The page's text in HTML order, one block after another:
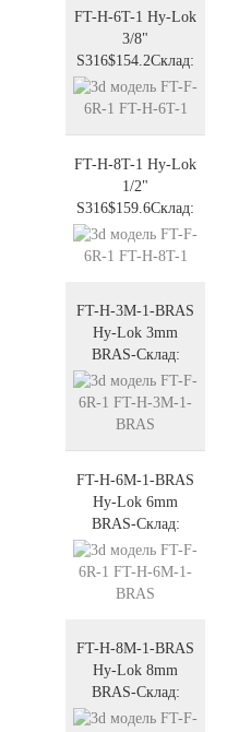
FT-H-6T-1 Hy-Lok
3/8"
S316$154.2Склад:
FT-H-8T-1 Hy-Lok
1/2"
S316$159.6Склад:
FT-H-3M-1-BRAS
Hy-Lok 3mm
BRAS-Склад:
FT-H-6M-1-BRAS
Hy-Lok 6mm
BRAS-Склад:
FT-H-8M-1-BRAS
Hy-Lok 8mm
BRAS-Склад: